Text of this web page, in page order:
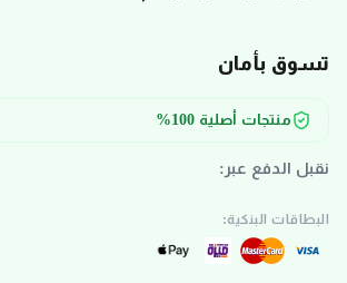
تسوق بأمان
منتجات أصلية 100%
نقبل الدفع عبر:
البطاقات البنكية: